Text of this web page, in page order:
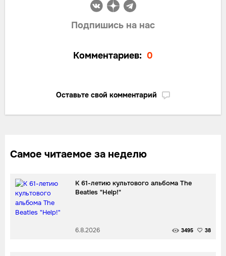
Подпишись на нас
Комментариев: 0
Оставьте свой комментарий
Самое читаемое за неделю
К 61-летию культового альбома The
Beatles "Help!"
6.8.2026 3495 38